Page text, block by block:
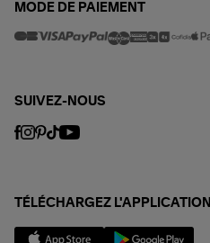
MODE DE PAIEMENT
SUIVEZ-NOUS
TÉLÉCHARGEZ L'APPLICATION